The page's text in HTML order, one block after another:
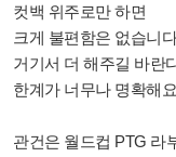
컷백 위주로만 하면
크게 불편함은 없습니
거기서 더 해주길 바란
한계가 너무나 명확해
관건은 월드컵 PTG 라